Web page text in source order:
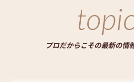
プロだからこその最新の情